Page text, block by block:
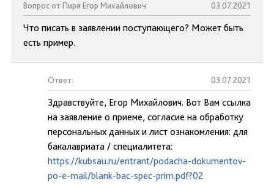
Вопрос от Пиря Егор Михайлович 03.07.2021
Что писать в заявлении поступающего? Может быть
есть пример.
Ответ: 03.07.2021
Здравствуйте, Егор Михайлович. Вот Вам ссылка
на заявление о приеме, согласие на обработку
персональных данных и лист ознакомления: для
бакалавриата / специалитета:
https://kubsau.ru/entrant/podacha-dokumentov-
po-e-mail/blank-bac-spec-prim.pdf?02